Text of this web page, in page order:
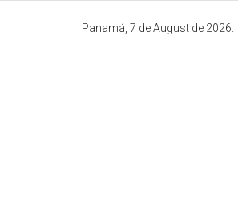
Panamá, 7 de August de 2026.